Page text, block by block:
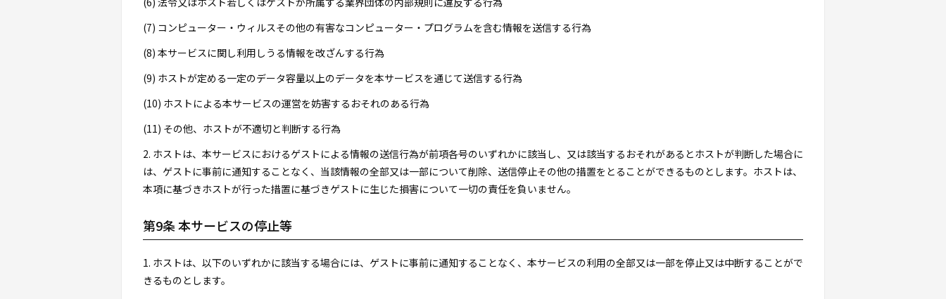
(7) コンピューター・ウィルスその他の有害なコンピューター・プログラムを含む情報を送信する行為
(8) 本サービスに関し利用しうる情報を改ざんする行為
(9) ホストが定める一定のデータ容量以上のデータを本サービスを通じて送信する行為
(10) ホストによる本サービスの運営を妨害するおそれのある行為
(11) その他、ホストが不適切と判断する行為
2. ホストは、本サービスにおけるゲストによる情報の送信行為が前項各号のいずれかに該当し、又は該当するおそれがあるとホストが判断した場合に
は、ゲストに事前に通知することなく、当該情報の全部又は一部について削除、送信停止その他の措置をとることができるものとします。ホストは、
本項に基づきホストが行った措置に基づきゲストに生じた損害について一切の責任を負いません。
第9条 本サービスの停止等
1. ホストは、以下のいずれかに該当する場合には、ゲストに事前に通知することなく、本サービスの利用の全部又は一部を停止又は中断することがで
きるものとします。